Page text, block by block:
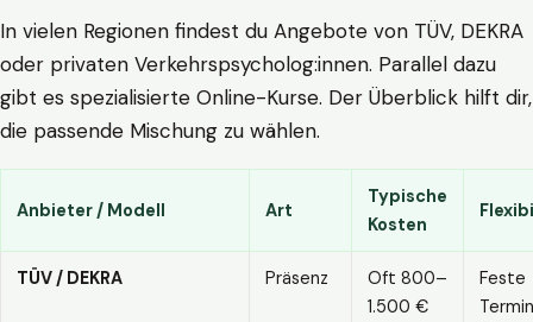
In vielen Regionen findest du Angebote von TÜV, DEKRA
oder privaten Verkehrspsycholog:innen. Parallel dazu
gibt es spezialisierte Online-Kurse. Der Überblick hilft dir,
die passende Mischung zu wählen.
Anbieter / Modell Art
Typische
Kosten
TÜV / DEKRA Präsenz
Oft 800–
1.500 €
Feste